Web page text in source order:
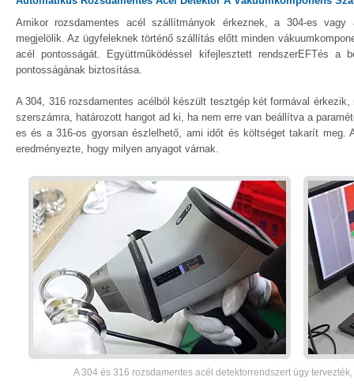
Amikor rozsdamentes acél szállítmányok érkeznek, a 304-es
megjelölik. Az ügyfeleknek történő szállítás előtt minden
acél pontosságát. Együttműködéssel kifejlesztett rendszerEFTés a
pontosságának biztosítása.
A 304, 316 rozsdamentes acélból készült tesztgép két formával
szerszámra, határozott hangot ad ki, ha nem erre van beállítva a
es és a 316-os gyorsan észlelhető, ami időt és költséget takarít meg.
eredményezte, hogy milyen anyagot várnak.
A 304 és 316 rozsdamentes acél detektorrendszert úgy